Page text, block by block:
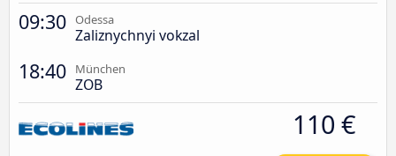
09:30 Odessa
Zaliznychnyi vokzal
18:40 München
ZOB
110 €